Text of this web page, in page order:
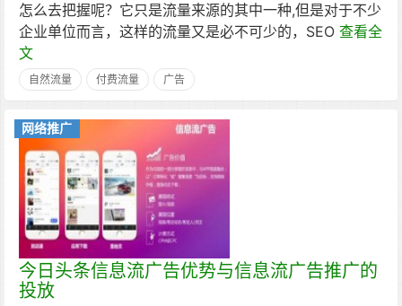
怎么去把握呢？它只是流量来源的其中一种,但是对于不少
企业单位而言，这样的流量又是必不可少的，SEO 查看全
文
自然流量 付费流量 广告
网络推广
今日头条信息流广告优势与信息流广告推广的
投放